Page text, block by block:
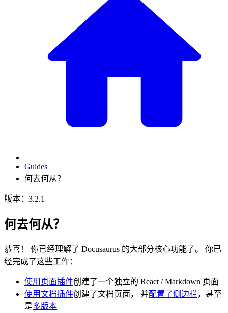
Guides
何去何从？
版本：3.2.1
何去何从？
恭喜！ 你已经理解了 Docusaurus 的大部分核心功能了。 你已
经完成了这些工作：
使用页面插件创建了一个独立的 React / Markdown 页面
使用文档插件创建了文档页面， 并配置了侧边栏，甚至
是多版本